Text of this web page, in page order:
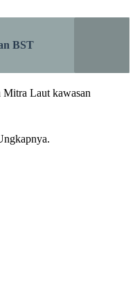
BST
Mitra Laut kawasan